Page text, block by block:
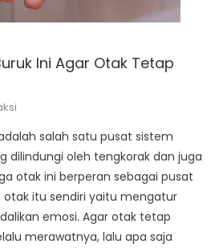
Ini Agar Otak Tetap
salah satu pusat sistem
dilindungi oleh tengkorak dan juga
otak ini berperan sebagai pusat
otak itu sendiri yaitu mengatur
emosi. Agar otak tetap
merawatnya, lalu apa saja